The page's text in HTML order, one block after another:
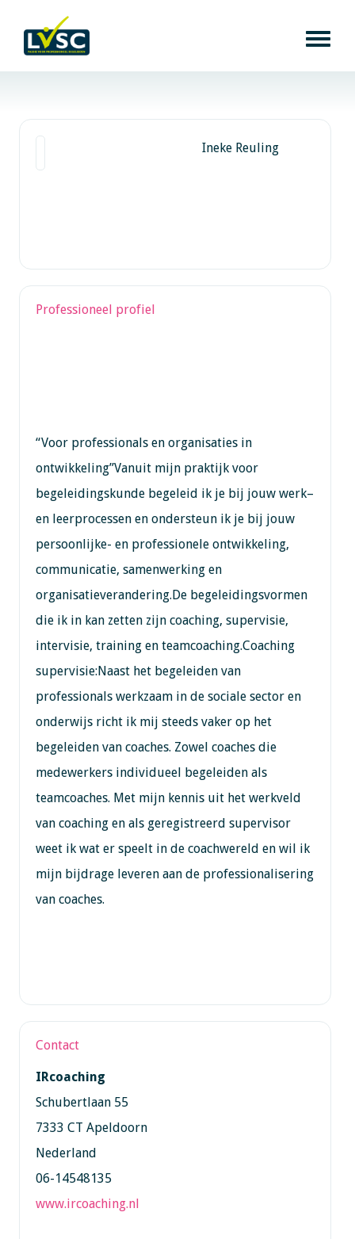
Ineke Reuling
Professioneel profiel
“Voor professionals en organisaties in
ontwikkeling”Vanuit mijn praktijk voor
begeleidingskunde begeleid ik je bij jouw werk–
en leerprocessen en ondersteun ik je bij jouw
persoonlijke- en professionele ontwikkeling,
communicatie, samenwerking en
organisatieverandering.De begeleidingsvormen
die ik in kan zetten zijn coaching, supervisie,
intervisie, training en teamcoaching.Coaching
supervisie:Naast het begeleiden van
professionals werkzaam in de sociale sector en
onderwijs richt ik mij steeds vaker op het
begeleiden van coaches. Zowel coaches die
medewerkers individueel begeleiden als
teamcoaches. Met mijn kennis uit het werkveld
van coaching en als geregistreerd supervisor
weet ik wat er speelt in de coachwereld en wil ik
mijn bijdrage leveren aan de professionalisering
van coaches.
Contact
IRcoaching
Schubertlaan 55
7333 CT Apeldoorn
Nederland
06-14548135
www.ircoaching.nl